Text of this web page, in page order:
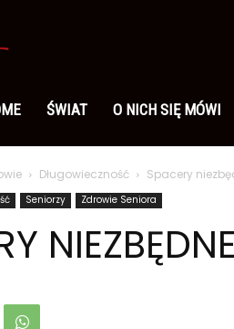
po
polsku
ŚWIAT O NICH SIĘ MÓWI
Długowieczność Spacery
Seniorzy Zdrowie Seniora